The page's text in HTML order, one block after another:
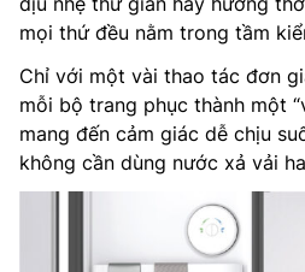
mọi thứ đều nằm trong tầm
Chỉ với một vài thao tác đơn
mỗi bộ trang phục thành một
mang đến cảm giác dễ chịu
không cần dùng nước xả vải